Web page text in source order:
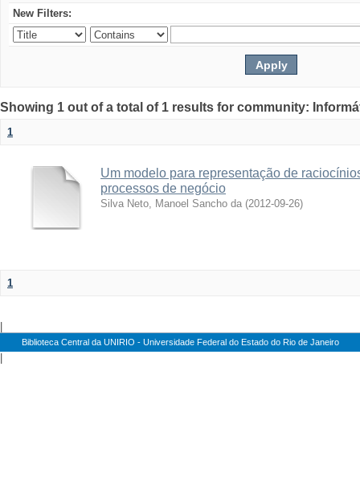
New Filters:
Showing 1 out of a total of 1 results for community:
1
Um modelo para representação de
processos de negócio
Silva Neto, Manoel Sancho da (2012-09-26)
1
Biblioteca Central da UNIRIO - Universidade Federal do Estado do Rio de Janeiro